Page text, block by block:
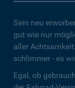
Sein neu
gut wie nur
aller
schlimmer - es
Egal, ob